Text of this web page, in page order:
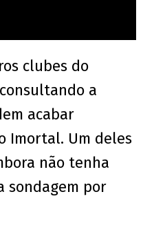
clubes do
a
acabar
Imortal. Um deles
não tenha
sondagem por